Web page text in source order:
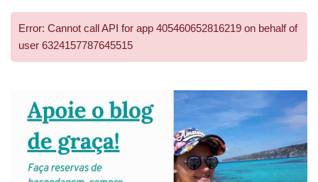
Error: Cannot call API for app 405460652816219 on behalf of
user 6324157787645515